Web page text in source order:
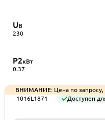
UВ
230
P2кВт
0.37
ВНИМАНИЕ: Цена по
1016L1871
Доступен